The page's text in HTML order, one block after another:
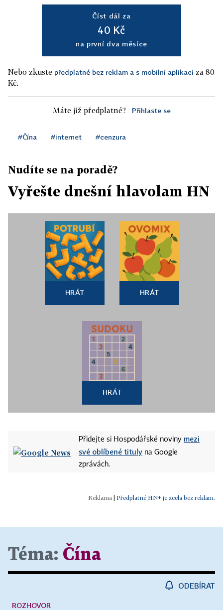
Číst dál za
40 Kč
na první dva měsíce
Nebo zkuste předplatné bez reklam a s mobilní aplikací za 80
Kč.
Máte již předplatné? Přihlaste se
#Čína #internet #cenzura
Nudíte se na poradě?
Vyřešte dnešní hlavolam HN
HRÁT HRÁT
HRÁT
Přidejte si Hospodářské noviny mezi
své oblíbené tituly na Google
zprávách.
Předplatné HN+ je zcela bez reklam.
Téma: Čína
ODEBÍRAT
ROZHOVOR